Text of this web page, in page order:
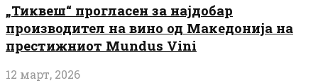
„Тиквеш“ прогласен за најдобар
производител на вино од Македонија на
престижниот Mundus Vini
12 март, 2026